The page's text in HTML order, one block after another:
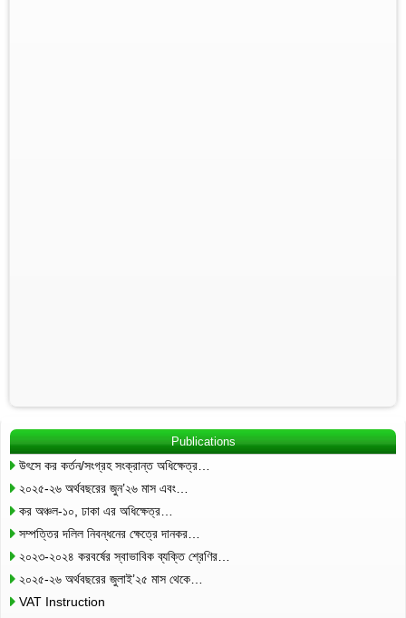
Publications
উৎসে কর কর্তন/সংগ্রহ সংক্রান্ত অধিক্ষেত্র…
২০২৫-২৬ অর্থবছরের জুন’২৬ মাস এবং…
কর অঞ্চল-১০, ঢাকা এর অধিক্ষেত্র…
সম্পত্তির দলিল নিবন্ধনের ক্ষেত্রে দানকর…
২০২৩-২০২৪ করবর্ষের স্বাভাবিক ব্যক্তি শ্রেণির…
২০২৫-২৬ অর্থবছরের জুলাই’২৫ মাস থেকে…
VAT Instruction